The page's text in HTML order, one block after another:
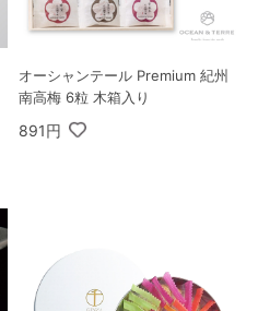
オーシャンテール Premium 紀州
南高梅 6粒 木箱入り
891円